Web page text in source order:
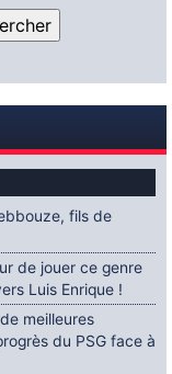
fils de
de jouer ce genre
Luis Enrique !
meilleures
du PSG face à